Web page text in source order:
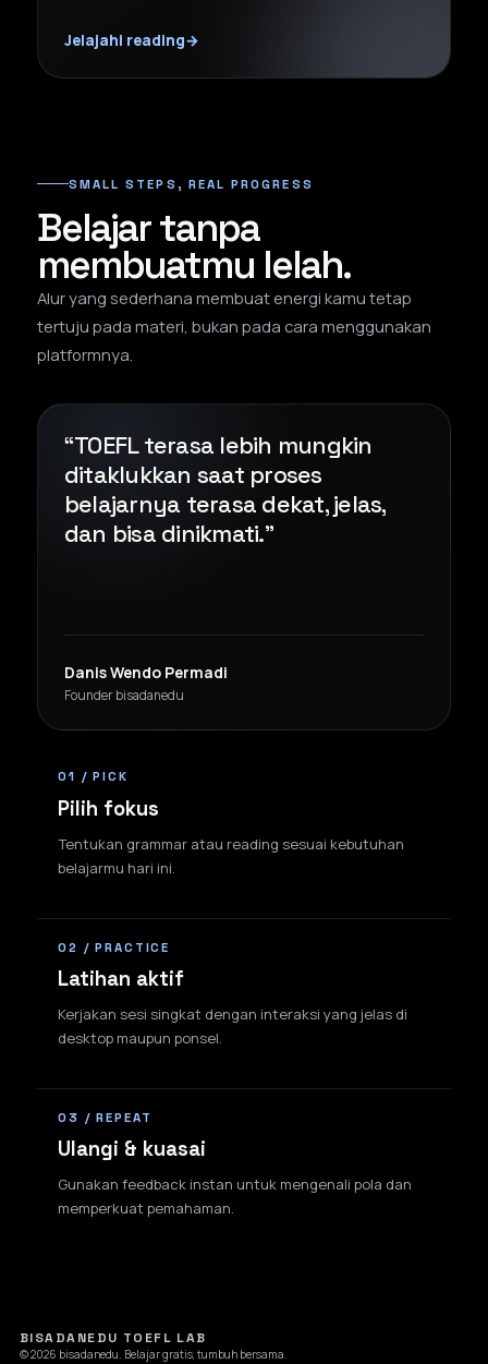
Jelajahi reading→
SMALL STEPS, REAL PROGRESS
Belajar tanpa
membuatmu lelah.
Alur yang sederhana membuat energi kamu tetap
tertuju pada materi, bukan pada cara menggunakan
platformnya.
“TOEFL terasa lebih mungkin
ditaklukkan saat proses
belajarnya terasa dekat, jelas,
dan bisa dinikmati.”
Danis Wendo Permadi
Founder bisadanedu
01 / PICK
Pilih fokus
Tentukan grammar atau reading sesuai kebutuhan
belajarmu hari ini.
02 / PRACTICE
Latihan aktif
Kerjakan sesi singkat dengan interaksi yang jelas di
desktop maupun ponsel.
03 / REPEAT
Ulangi & kuasai
Gunakan feedback instan untuk mengenali pola dan
memperkuat pemahaman.
BISADANEDU TOEFL LAB
© 2026 bisadanedu. Belajar gratis, tumbuh bersama.